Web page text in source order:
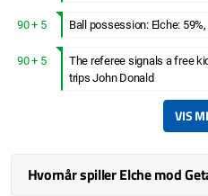
90 + 5 Ball possession: Elche:
90 + 5
The referee signals a free
trips John Donald
VIS
Hvornår spiller Elche mod